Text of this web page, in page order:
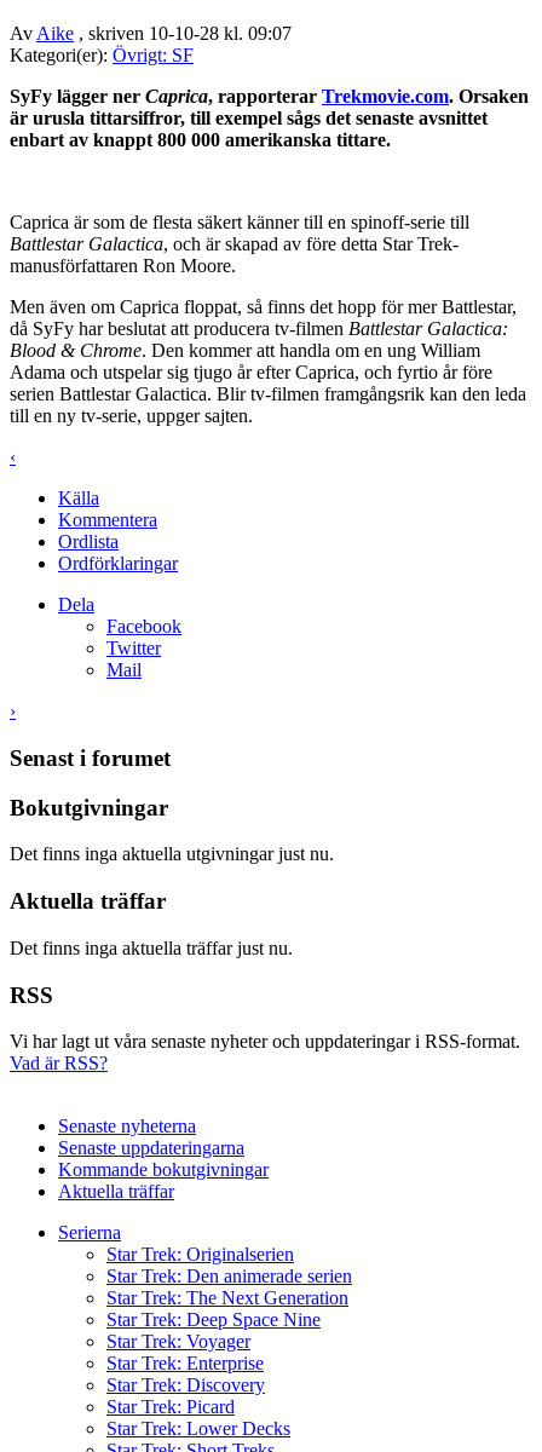
Av Aike , skriven 10-10-28 kl. 09:07
Kategori(er): Övrigt: SF
SyFy lägger ner Caprica, rapporterar Trekmovie.com. Orsaken
är urusla tittarsiffror, till exempel sågs det senaste avsnittet
enbart av knappt 800 000 amerikanska tittare.
Caprica är som de flesta säkert känner till en spinoff-serie till
Battlestar Galactica, och är skapad av före detta Star Trek-
manusförfattaren Ron Moore.
Men även om Caprica floppat, så finns det hopp för mer Battlestar,
då SyFy har beslutat att producera tv-filmen Battlestar Galactica:
Blood & Chrome. Den kommer att handla om en ung William
Adama och utspelar sig tjugo år efter Caprica, och fyrtio år före
serien Battlestar Galactica. Blir tv-filmen framgångsrik kan den leda
till en ny tv-serie, uppger sajten.
‹
Källa
Kommentera
Ordlista
Ordförklaringar
Dela
Facebook
Twitter
Mail
›
Senast i forumet
Bokutgivningar
Det finns inga aktuella utgivningar just nu.
Aktuella träffar
Det finns inga aktuella träffar just nu.
RSS
Vi har lagt ut våra senaste nyheter och uppdateringar i RSS-format.
Vad är RSS?
Senaste nyheterna
Senaste uppdateringarna
Kommande bokutgivningar
Aktuella träffar
Serierna
Star Trek: Originalserien
Star Trek: Den animerade serien
Star Trek: The Next Generation
Star Trek: Deep Space Nine
Star Trek: Voyager
Star Trek: Enterprise
Star Trek: Discovery
Star Trek: Picard
Star Trek: Lower Decks